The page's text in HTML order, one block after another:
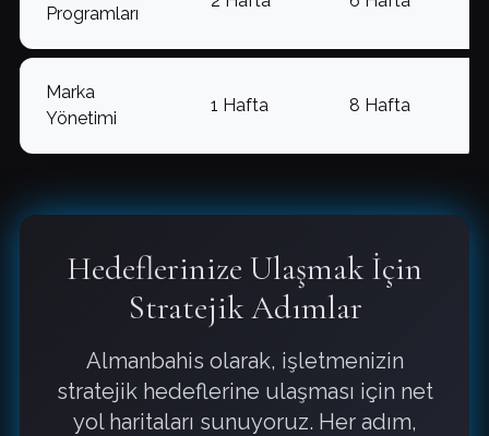
Programları
Marka
Yönetimi
1 Hafta 8 Hafta
Hedeflerinize Ulaşmak İçin
Stratejik Adımlar
Almanbahis olarak, işletmenizin
stratejik hedeflerine ulaşması için net
yol haritaları sunuyoruz. Her adım,